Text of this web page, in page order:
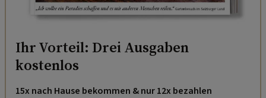
Ihr Vorteil: Drei Ausgaben
kostenlos
15x nach Hause bekommen & nur 12x bezahlen